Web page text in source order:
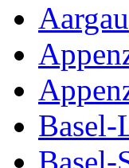
Aargau
Basel-